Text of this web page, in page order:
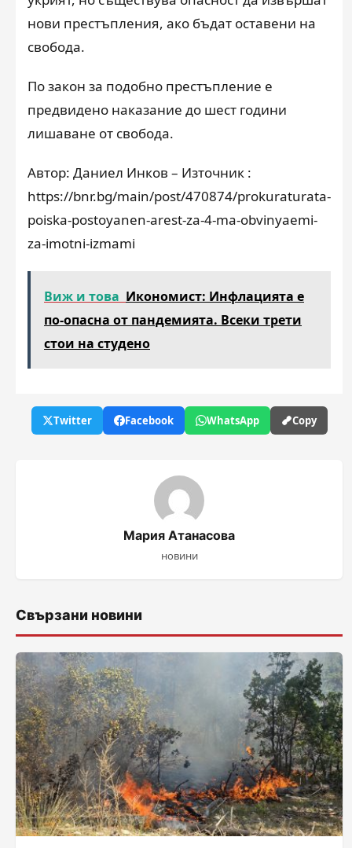
нови престъпления, ако бъдат оставени на
свобода.
По закон за подобно престъпление е
предвидено наказание до шест години
лишаване от свобода.
Автор: Даниел Инков – Източник :
https://bnr.bg/main/post/470874/prokuraturata-
poiska-postoyanen-arest-za-4-ma-obvinyaemi-
za-imotni-izmami
Виж и това Икономист: Инфлацията е
по-опасна от пандемията. Всеки трети
стои на студено
Twitter Facebook WhatsApp Copy
Мария Атанасова
новини
Свързани новини